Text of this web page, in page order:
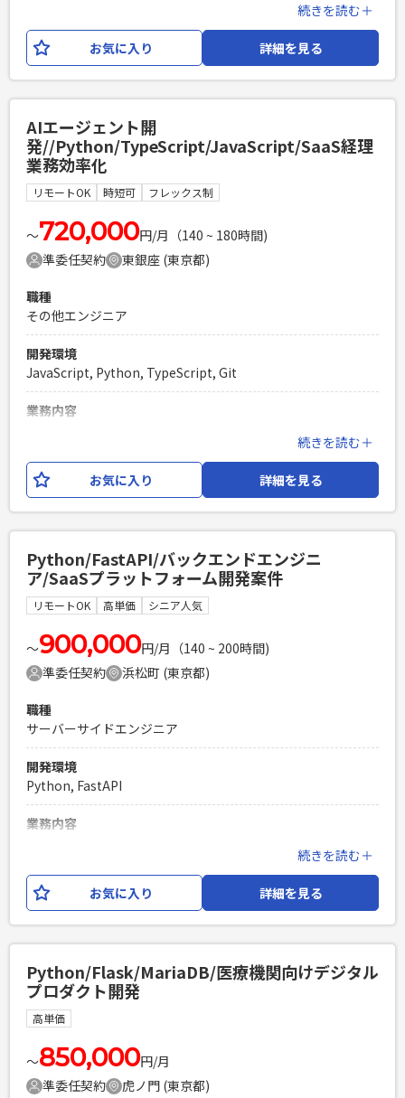
からフロント、 一部機器制御の開発まで全般的にご対応いた
だきます。 業務内容は、API設計・実装を中心に、DB設計お
よびクラウド環境での構築・運用までお任せいたします。 開
を使用いたします。
必須スキル
・Webアプリケーションの開発経験（5年以上） ・FWを用い
たPythonでの開発経経験（3年以上） ・FastAPIを用いた
Webシステム開発の実務経験 ・クラウド環境でのアプリケー
ション設計・構築・運用経験
PHPを用いたWebサービスの開発経験4年以上
Laravelを用いた開発経験1年以上
エンジニア複数人のチームでの開発経験
続きを読む＋
お気に入り 詳細を見る
AIエージェント開
発//Python/TypeScript/JavaScript/SaaS経理
業務効率化
リモートOK 時短可 フレックス制
〜720,000円/月（140 ~ 180時間)
準委任契約
東銀座 (東京都)
職種
その他エンジニア
開発環境
JavaScript, Python, TypeScript, Git
業務内容
やコスト削減を目的としたSaaSプロダクトの開発の一環で 効
率化を目的としたAIエージェントの開発プロジェクトを推進
しており、即戦力となる実装担当エンジニアを募集いたしま
ージェント機能の実装 ・プロンプト設計の改善提案および実
装、テスト対応 ・チーム内の技術課題に対する解決策の提
示、実装 ・技術的スキル向上と成果物の品質担保 【開発環
境】 使用技術：Python、TypeScript、JavaScript、Git、
OpenAI API、LangChain 等
必須スキル
上） ・API開発、フロントエンド開発の実装経験 ・Gitを用い
たチーム開発経験 ・ChatGPTやClaude等、大規模言語モデル
の実務での活用経験 ・JSON/CSV等のデータ処理経験
PHPを用いたWebサービスの開発経験4年以上
Laravelを用いた開発経験1年以上
エンジニア複数人のチームでの開発経験
続きを読む＋
お気に入り 詳細を見る
Python/FastAPI/バックエンドエンジニ
ア/SaaSプラットフォーム開発案件
リモートOK 高単価 シニア人気
〜900,000円/月（140 ~ 200時間)
準委任契約
浜松町 (東京都)
職種
サーバーサイドエンジニア
開発環境
Python, FastAPI
業務内容
(Python)としてご参画いただきます。 今回ご参画いただくプ
ロジェクトは、ECサイトのSaaS環境の開発となります。 担当
工程としては、設計から試験フェーズまでを想定しておりま
・マイクロサービスアーキテクチャの設計・開発・運用経験
（3年以上） ・gRPCを用いたサービス間連携や高速通信の実
務経験（3年以上） ・REST API/GraphQLを用いたAPI設計・
開発経験（3年以上） ・ドメイン駆動設計、イベント駆動開
発、スキーマ駆動開発などの設計思想を用いた開発経験 ・1人
称で仕様理解、開発等を進められる方
続きを読む＋
お気に入り 詳細を見る
Python/Flask/MariaDB/医療機関向けデジタル
プロダクト開発
高単価
〜850,000円/月
準委任契約
虎ノ門 (東京都)